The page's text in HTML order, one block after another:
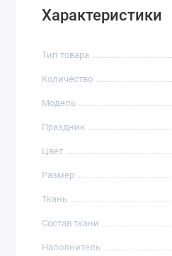
Характеристики
Тип товара
Количество
Модель
Праздник
Цвет
Размер
Ткань
Состав ткани
Наполнитель